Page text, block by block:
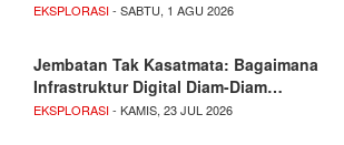
EKSPLORASI- SABTU, 1 AGU 2026
Jembatan Tak Kasatmata: Bagaimana
Infrastruktur Digital Diam-Diam…
EKSPLORASI- KAMIS, 23 JUL 2026